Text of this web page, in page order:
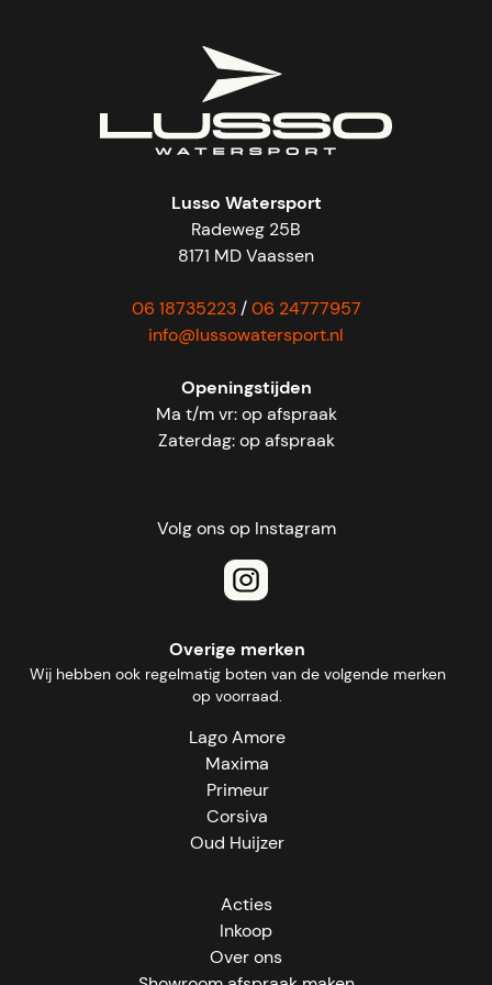
Lusso Watersport
Radeweg 25B
8171 MD Vaassen
06 18735223/06 24777957
info@lussowatersport.nl
Openingstijden
Ma t/m vr: op afspraak
Zaterdag: op afspraak
Volg ons op Instagram
Overige merken
Wij hebben ook regelmatig boten van de volgende merken
op voorraad.
Lago Amore
Maxima
Primeur
Corsiva
Oud Huijzer
Acties
Inkoop
Over ons